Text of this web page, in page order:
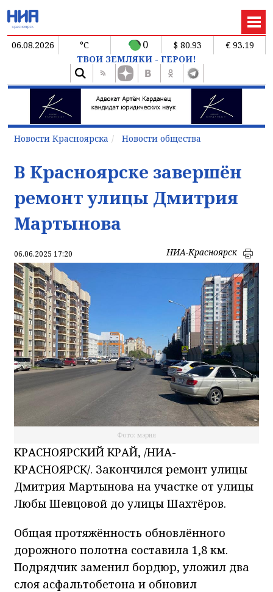
06.08.2026 °C 0 $ 80.93
€ 93.19
ТВОИ ЗЕМЛЯКИ - ГЕРОИ!
Новости Красноярска Новости общества
В Красноярске завершён
ремонт улицы Дмитрия
Мартынова
06.06.2025 17:20 НИА-Красноярск
Фото: мэрия
КРАСНОЯРСКИЙ КРАЙ, /НИА-
КРАСНОЯРСК/. Закончился ремонт улицы
Дмитрия Мартынова на участке от улицы
Любы Шевцовой до улицы Шахтёров.
Общая протяжённость обновлённого
дорожного полотна составила 1,8 км.
Подрядчик заменил бордюр, уложил два
слоя асфальтобетона и обновил